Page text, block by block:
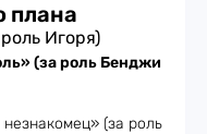
плана
Игоря)
(за роль Бенджи
(за роль